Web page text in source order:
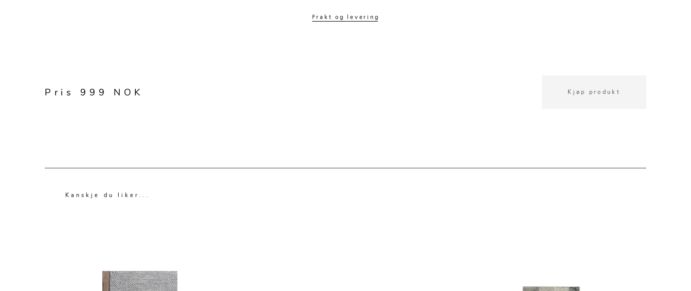
Frakt og levering
Pris 999 NOK Kjøp produkt
Kanskje du liker...